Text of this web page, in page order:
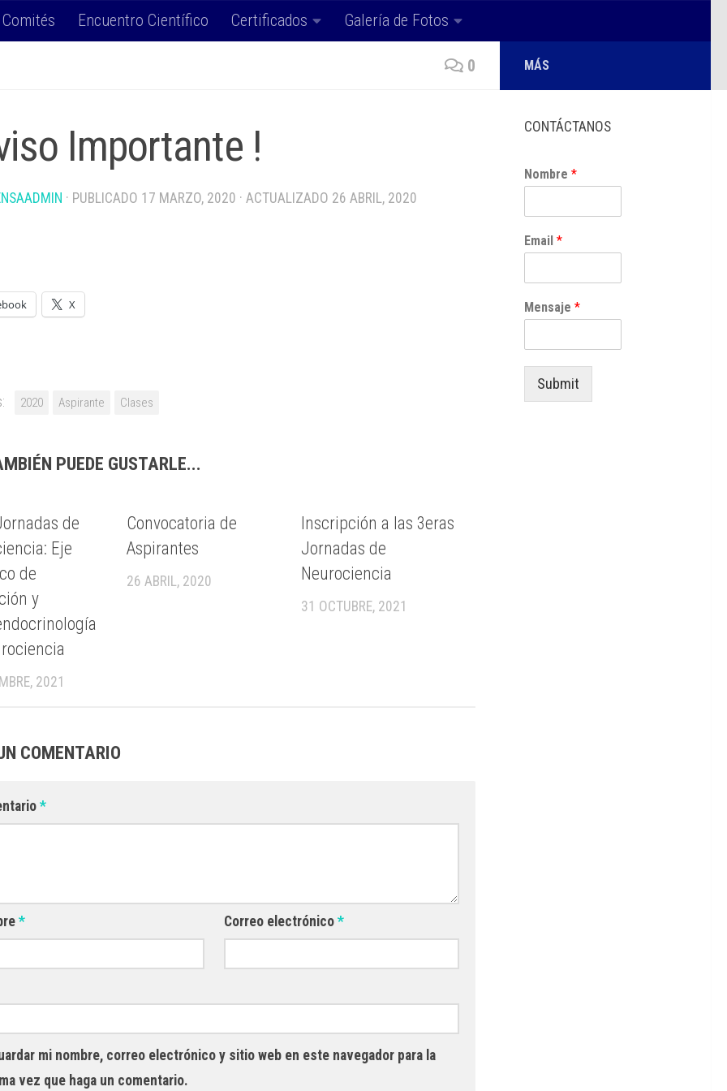
Comités Encuentro Científico Certificados Galería de Fotos
0
Importante !
· PUBLICADO 17 MARZO, 2020 · ACTUALIZADO 26 ABRIL, 2020
X
2020 Aspirante Clases
PUEDE GUSTARLE...
de
Eje
de
y
2021
Convocatoria de
Aspirantes
26 ABRIL, 2020
Inscripción a las 3eras
Jornadas de
Neurociencia
31 OCTUBRE, 2021
COMENTARIO
*
* Correo electrónico*
mi nombre, correo electrónico y sitio web en este navegador para la
vez que haga un comentario.
MÁS
CONTÁCTANOS
Nombre *
Email *
Mensaje *
Submit